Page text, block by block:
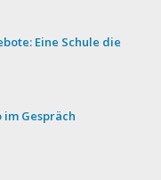
Eine Schule die
im Gespräch